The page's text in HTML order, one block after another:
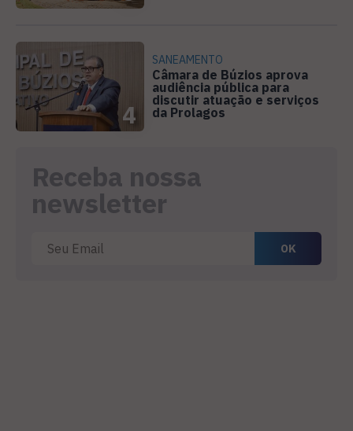
4
SANEAMENTO
Câmara de Búzios aprova
audiência pública para
discutir atuação e serviços
da Prolagos
Receba nossa
newsletter